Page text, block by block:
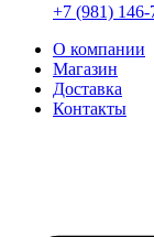
+7 (981) 146-
О компании
Магазин
Доставка
Контакты